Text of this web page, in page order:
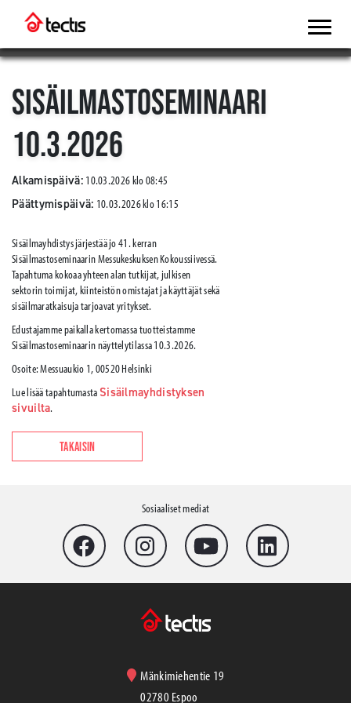
SISÄILMASTOSEMINAARI
10.3.2026
Alkamispäivä: 10.03.2026 klo 08:45
Päättymispäivä: 10.03.2026 klo 16:15
Sisäilmayhdistys järjestää jo 41. kerran
Sisäilmastoseminaarin Messukeskuksen Kokoussiivessä.
Tapahtuma kokoaa yhteen alan tutkijat, julkisen
sektorin toimijat, kiinteistön omistajat ja käyttäjät sekä
sisäilmaratkaisuja tarjoavat yritykset.
Edustajamme paikalla kertomassa tuotteistamme
Sisäilmastoseminaarin näyttelytilassa 10.3.2026.
Osoite: Messuaukio 1, 00520 Helsinki
Lue lisää tapahtumastaSisäilmayhdistyksen
sivuilta.
TAKAISIN
Sosiaaliset mediat
Mänkimiehentie 19
02780 Espoo